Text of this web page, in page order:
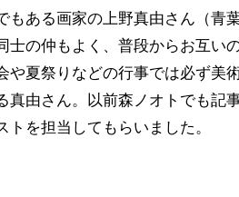
もある画家の上野真由さん（青
士の仲もよく、普段からお互い
や夏祭りなどの行事では必ず美
真由さん。以前森ノオトでも記
トを担当してもらいました。